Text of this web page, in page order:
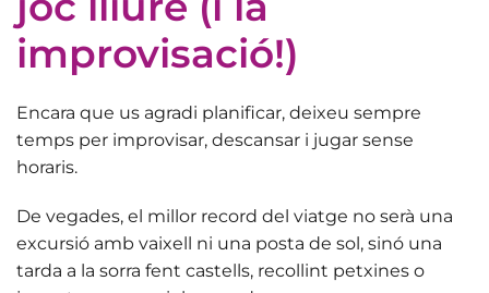
improvisació!)
Encara que us agradi planificar, deixeu sempre
temps per improvisar, descansar i jugar sense
horaris.
De vegades, el millor record del viatge no serà una
excursió amb vaixell ni una posta de sol, sinó una
tarda a la sorra fent castells, recollint petxines o